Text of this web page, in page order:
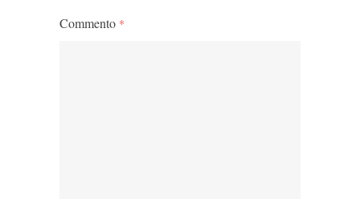
Commento *